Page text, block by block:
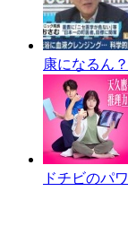
康になるん？
ドチビのパ